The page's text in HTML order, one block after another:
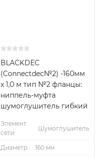
BLACKDEC
(Connectdec№2) -160мм
x 1,0 м тип №2 фланцы:
ниппель-муфта
шумоглушитель гибкий
Элемент
сети:
Шумоглушитель
Диаметр.:
160 мм